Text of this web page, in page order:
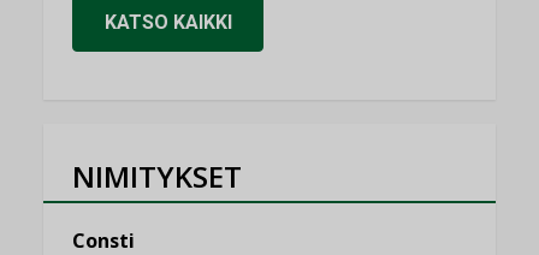
KATSO KAIKKI
NIMITYKSET
Consti